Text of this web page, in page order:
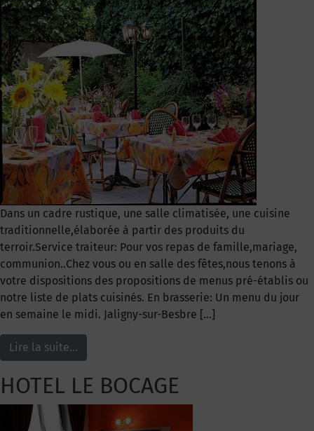
Dans un cadre rustique, une salle climatisée, une cuisine
traditionnelle,élaborée à partir des produits du
terroir.Service traiteur: Pour vos repas de famille,mariage,
communion..Chez vous ou en salle des fêtes,nous tenons à
votre dispositions des propositions de menus pré-établis ou
notre liste de plats cuisinés. En brasserie: Un menu du jour
en semaine le midi. Jaligny-sur-Besbre […]
Lire la suite…
HOTEL LE BOCAGE